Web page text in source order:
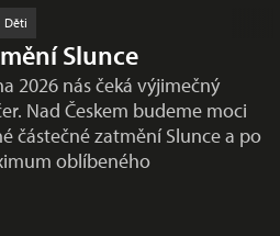
Děti
Slunce
2026 nás čeká výjimečný
Nad Českem budeme moci
částečné zatmění Slunce a po
oblíbeného